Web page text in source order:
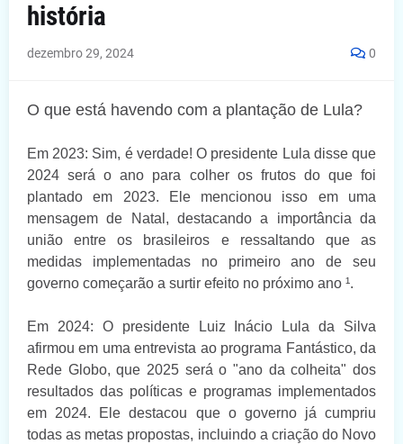
história
dezembro 29, 2024 0
O que está havendo com a plantação de Lula?
Em 2023: Sim, é verdade! O presidente Lula disse que
2024 será o ano para colher os frutos do que foi
plantado em 2023. Ele mencionou isso em uma
mensagem de Natal, destacando a importância da
união entre os brasileiros e ressaltando que as
medidas implementadas no primeiro ano de seu
governo começarão a surtir efeito no próximo ano ¹.
Em 2024: O presidente Luiz Inácio Lula da Silva
afirmou em uma entrevista ao programa Fantástico, da
Rede Globo, que 2025 será o "ano da colheita" dos
resultados das políticas e programas implementados
em 2024. Ele destacou que o governo já cumpriu
todas as metas propostas, incluindo a criação do Novo